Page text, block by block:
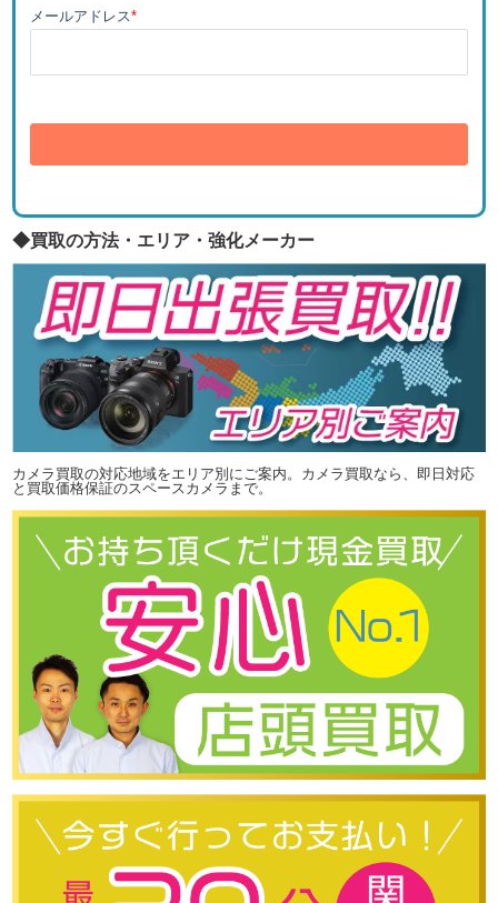
メールアドレス*
◆買取の方法・エリア・強化メーカー
カメラ買取の対応地域をエリア別にご案内。カメラ買取なら、即日対応
と買取価格保証のスペースカメラまで。